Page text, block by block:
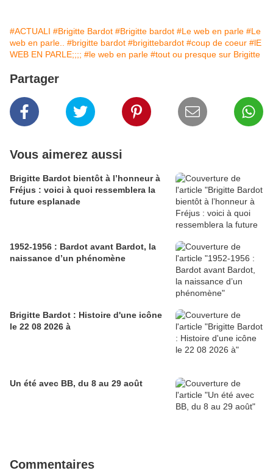
#ACTUALI #Brigitte Bardot #Brigitte bardot #Le web en parle #Le
web en parle..
#brigitte bardot #brigittebardot #coup de coeur #lE
WEB EN PARLE;;;; #le web en parle #tout ou presque sur Brigitte
Partager
Vous aimerez aussi
Brigitte Bardot bientôt à l’honneur à
Fréjus : voici à quoi ressemblera la
future esplanade
1952-1956 : Bardot avant Bardot, la
naissance d’un phénomène
Brigitte Bardot : Histoire d'une icône
le 22 08 2026 à
Un été avec BB, du 8 au 29 août
Commentaires